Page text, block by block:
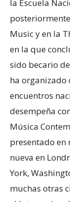
la Escuela
Music y en la
en la que
sido becario
ha organizado
encuentros
desempeña
Música
presentado en
nueva en
York,
muchas otras